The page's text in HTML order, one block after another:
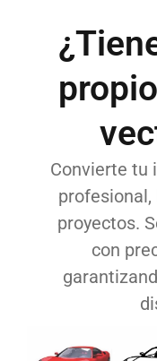
Convierte tu
proyectos.
con